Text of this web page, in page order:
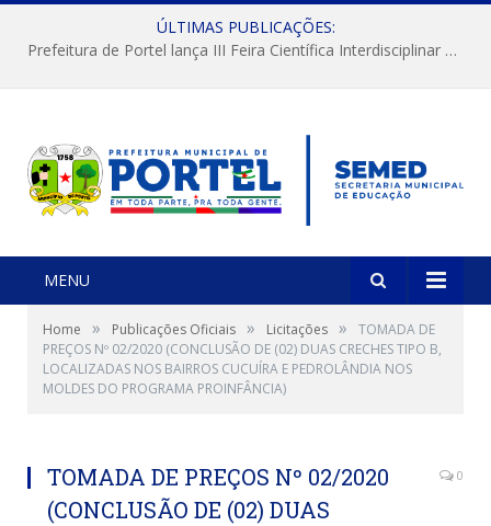
ÚLTIMAS PUBLICAÇÕES:
Prefeitura de Portel lança III Feira Científica Interdisciplinar com foco em Ciência e Territorialidade
MENU
Home » Publicações Oficiais » Licitações »
TOMADA DE
PREÇOS Nº 02/2020 (CONCLUSÃO DE (02) DUAS CRECHES TIPO B,
LOCALIZADAS NOS BAIRROS CUCUÍRA E PEDROLÂNDIA NOS
MOLDES DO PROGRAMA PROINFÂNCIA)
TOMADA DE PREÇOS Nº 02/2020
(CONCLUSÃO DE (02) DUAS
0